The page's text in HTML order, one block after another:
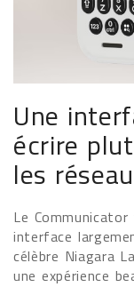
Une
écrire
les
Le
interface
célèbre Niagara
une expérience